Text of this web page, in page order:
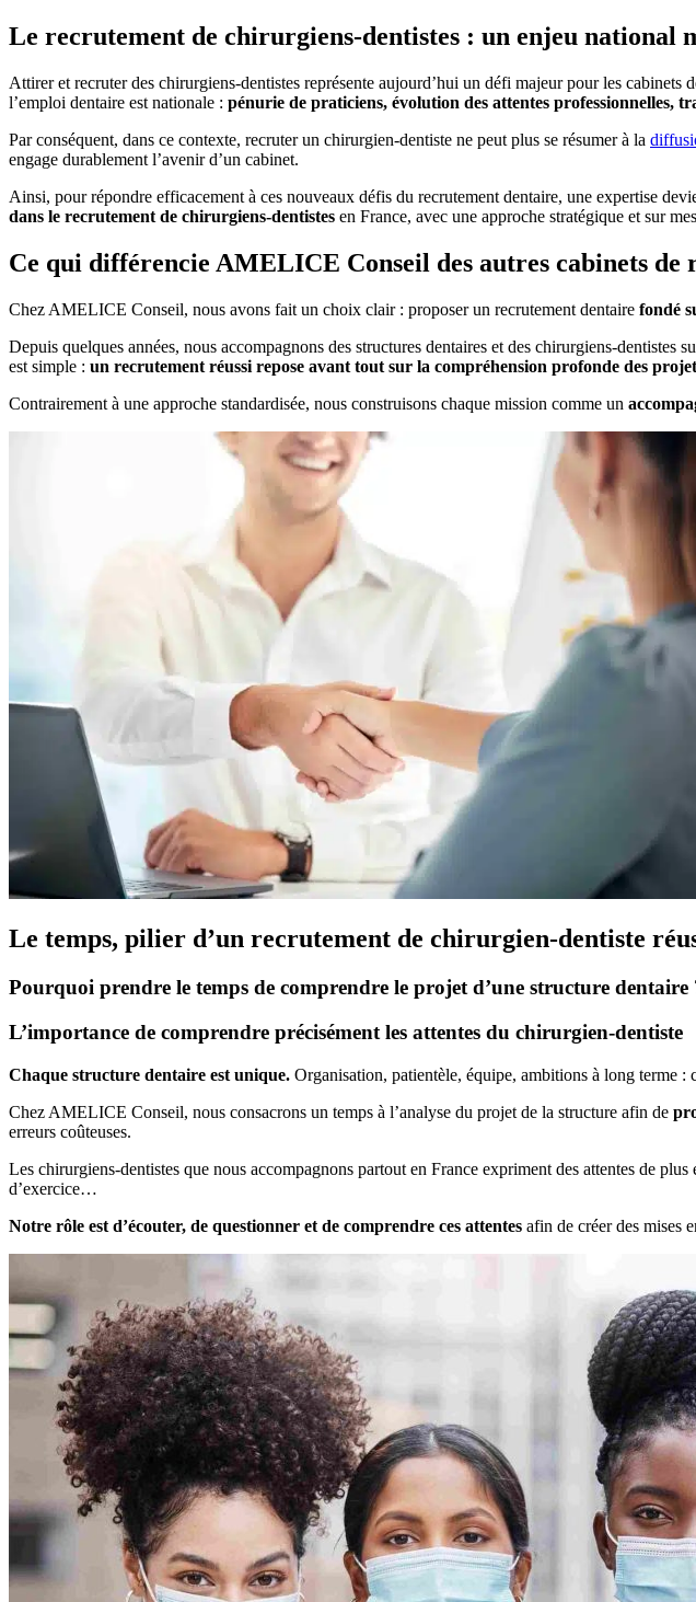
Le recrutement de chirurgiens-dentistes : un enjeu national
Attirer et recruter des chirurgiens-dentistes représente aujourd’hui un défi majeur pour les
l’emploi dentaire est nationale : pénurie de praticiens, évolution des attentes professionnelles,
Par conséquent, dans ce contexte, recruter un chirurgien-dentiste ne peut plus se résumer à la
engage durablement l’avenir d’un cabinet.
Ainsi, pour répondre efficacement à ces nouveaux défis du recrutement dentaire, une expertise
dans le recrutement de chirurgiens-dentistes en France, avec une approche stratégique et sur
Ce qui différencie AMELICE Conseil des autres cabinets de
Chez AMELICE Conseil, nous avons fait un choix clair : proposer un recrutement dentaire fondé
Depuis quelques années, nous accompagnons des structures dentaires et des chirurgiens-
est simple : un recrutement réussi repose avant tout sur la compréhension profonde des
Contrairement à une approche standardisée, nous construisons chaque mission comme un
Le temps, pilier d’un recrutement de chirurgien-dentiste
Pourquoi prendre le temps de comprendre le projet d’une structure dentaire
L’importance de comprendre précisément les attentes du chirurgien-dentiste
Chaque structure dentaire est unique. Organisation, patientèle, équipe, ambitions à long terme :
Chez AMELICE Conseil, nous consacrons un temps à l’analyse du projet de la structure afin de
erreurs coûteuses.
Les chirurgiens-dentistes que nous accompagnons partout en France expriment des attentes de
d’exercice…
Notre rôle est d’écouter, de questionner et de comprendre ces attentes afin de créer des mises